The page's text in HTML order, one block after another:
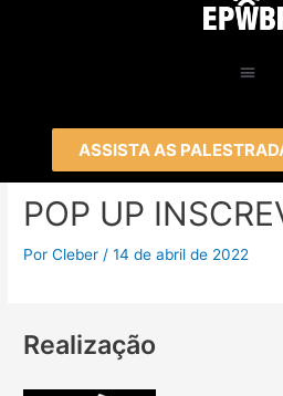
ASSISTA AS
POP UP
PorCleber /14 de abril de 2022
Realização